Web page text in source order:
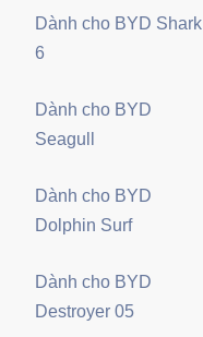
Dành cho BYD Shark
6
Dành cho BYD
Seagull
Dành cho BYD
Dolphin Surf
Dành cho BYD
Destroyer 05